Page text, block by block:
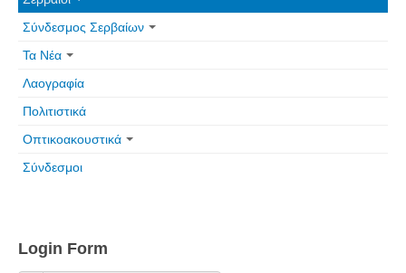
Πετρόκτιστα Σπίτια - Εκκλησίες
Πανοραμικές φωτογραφίες
Σύνδεσμοι
Σύνδεσμος Σερβαίων
Τα Νέα
Λαογραφία
Πολιτιστικά
Οπτικοακουστικά
Σύνδεσμοι
Login Form